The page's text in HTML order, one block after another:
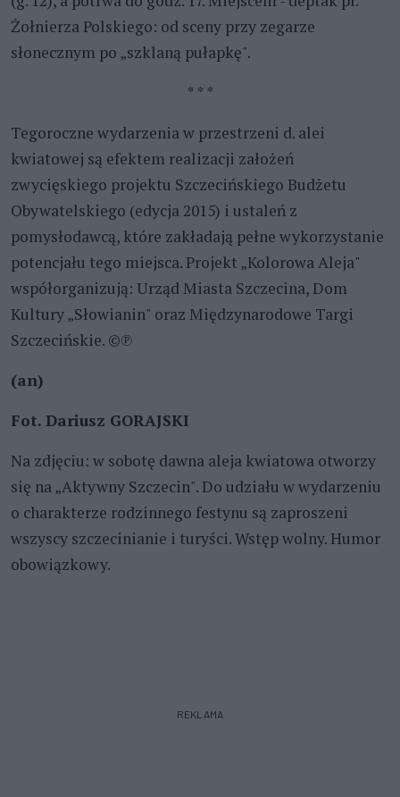
Żołnierza Polskiego: od sceny przy zegarze
słonecznym po „szklaną pułapkę".
* * *
Tegoroczne wydarzenia w przestrzeni d. alei
kwiatowej są efektem realizacji założeń
zwycięskiego projektu Szczecińskiego Budżetu
Obywatelskiego (edycja 2015) i ustaleń z
pomysłodawcą, które zakładają pełne wykorzystanie
potencjału tego miejsca. Projekt „Kolorowa Aleja"
współorganizują: Urząd Miasta Szczecina, Dom
Kultury „Słowianin" oraz Międzynarodowe Targi
Szczecińskie. ©℗
(an)
Fot. Dariusz GORAJSKI
Na zdjęciu: w sobotę dawna aleja kwiatowa otworzy
się na „Aktywny Szczecin". Do udziału w wydarzeniu
o charakterze rodzinnego festynu są zaproszeni
wszyscy szczecinianie i turyści. Wstęp wolny. Humor
obowiązkowy.
REKLAMA